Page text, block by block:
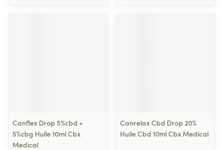
Canflex Drop 5%cbd +
5%cbg Huile 10ml Cbx
Medical
Canrelax Cbd Drop 20%
Huile Cbd 10ml Cbx Medical